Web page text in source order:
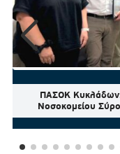
ΠΑΣΟΚ
Νοσοκομείου